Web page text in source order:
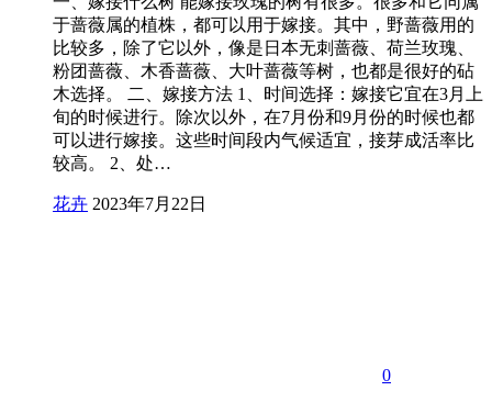
于蔷薇属的植株，都可以用于嫁接。其中，野蔷薇用的
比较多，除了它以外，像是日本无刺蔷薇、荷兰玫瑰、
粉团蔷薇、木香蔷薇、大叶蔷薇等树，也都是很好的砧
木选择。 二、嫁接方法 1、时间选择：嫁接它宜在3月上
旬的时候进行。除次以外，在7月份和9月份的时候也都
可以进行嫁接。这些时间段内气候适宜，接芽成活率比
较高。 2、处…
花卉 2023年7月22日
0